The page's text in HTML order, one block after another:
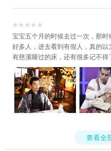


宝宝五个月的时候去过一次，那
好多人，进去看到有假人，真的以
有慈溪睡过的床，还有很多记不得
查看全